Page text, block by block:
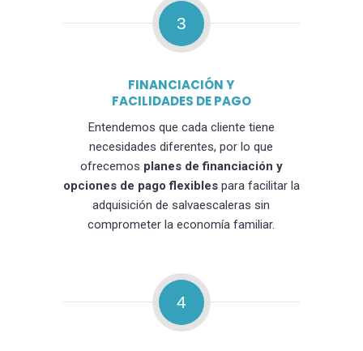
3
FINANCIACIÓN Y
FACILIDADES DE PAGO
Entendemos que cada cliente tiene
necesidades diferentes, por lo que
ofrecemos planes de financiación y
opciones de pago flexiblespara facilitar la
adquisición de salvaescaleras sin
comprometer la economía familiar.
4